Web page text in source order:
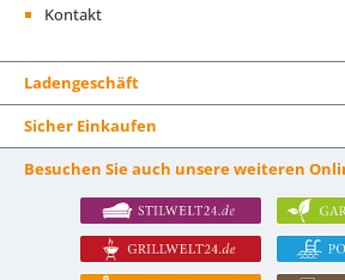
Kontakt
Ladengeschäft
Sicher Einkaufen
Besuchen Sie auch unsere weiteren